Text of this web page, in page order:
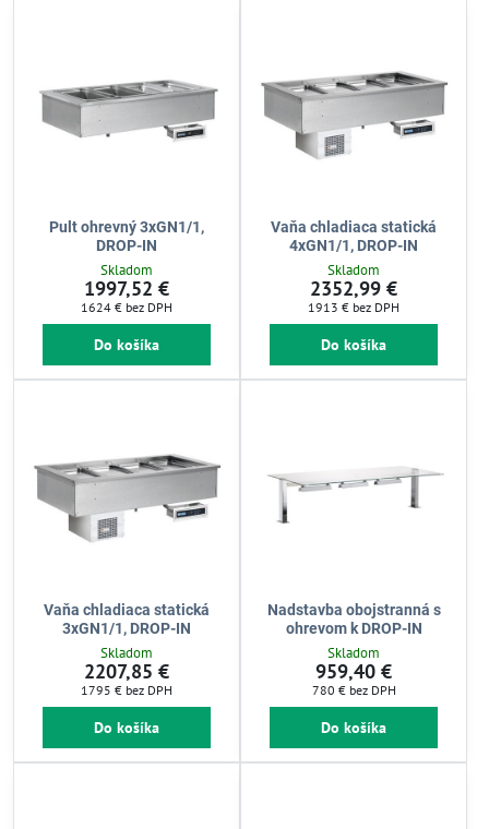
Pult ohrevný 3xGN1/1,
DROP-IN
Skladom
1997,52 €
1624 € bez DPH
Do košíka
Vaňa chladiaca statická
4xGN1/1, DROP-IN
Skladom
2352,99 €
1913 € bez DPH
Do košíka
Vaňa chladiaca statická
3xGN1/1, DROP-IN
Skladom
2207,85 €
1795 € bez DPH
Do košíka
Nadstavba obojstranná s
ohrevom k DROP-IN
Skladom
959,40 €
780 € bez DPH
Do košíka